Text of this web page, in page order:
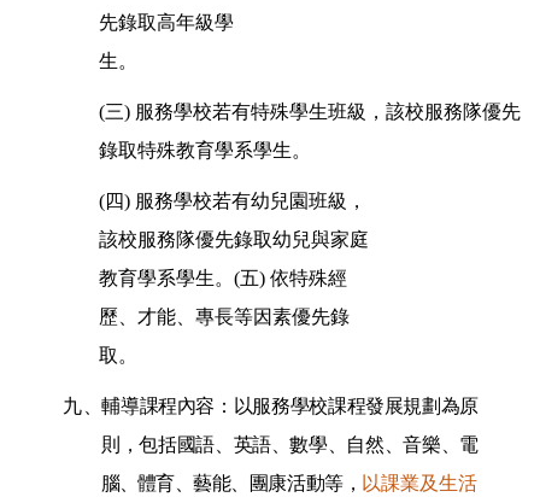
先錄取高年級學
生。
(三) 服務學校若有特殊學生班級，該校服務隊優先
錄取特殊教育學系學生。
(四) 服務學校若有幼兒園班級，
該校服務隊優先錄取幼兒與家庭
教育學系學生。(五) 依特殊經
歷、才能、專長等因素優先錄
取。
九 、輔導課程內容：以服務學校課程發展規劃為原
則，包括國語、英語、數學、自然、音樂、電
腦、 體育、藝能、團康活動等， 以課業及生活